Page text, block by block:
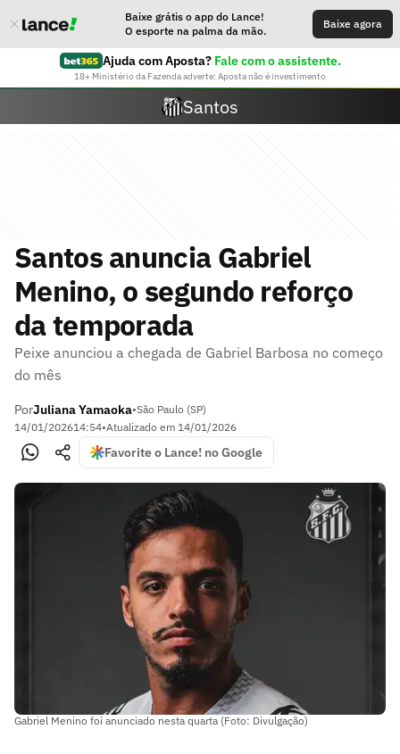
Baixe grátis o app do Lance!
O esporte na palma da mão.
Baixe agora
Ajuda com Aposta? Fale com o assistente.
18+ Ministério da Fazenda adverte: Aposta não é investimento
Santos
Santos anuncia Gabriel
Menino, o segundo reforço
da temporada
Peixe anunciou a chegada de Gabriel Barbosa no começo
do mês
PorJuliana Yamaoka•São Paulo (SP)
14/01/202614:54•Atualizado em 14/01/2026
Favorite o Lance! no Google
Gabriel Menino foi anunciado nesta quarta (Foto: Divulgação)